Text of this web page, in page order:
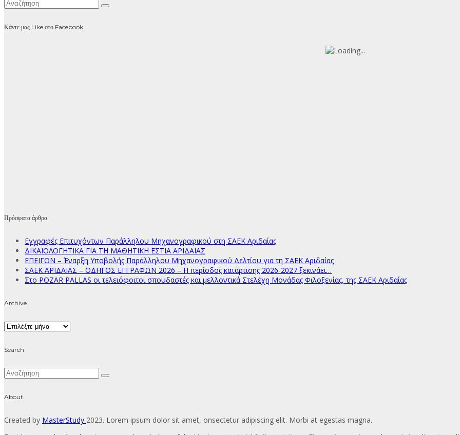
Κάντε μας Like στο Facebook
Πρόσφατα άρθρα
Εγγραφές Επιτυχόντων Παράλληλου Μηχανογραφικού στη ΣΑΕΚ Αριδαίας
ΔΙΚΑΙΟΛΟΓΗΤΙΚΑ ΓΙΑ ΤΗ ΜΑΘΗΤΙΚΗ ΕΣΤΙΑ ΑΡΙΔΑΙΑΣ
ΕΠΕΙΓΟΝ – Έναρξη Υποβολής Παράλληλου Μηχανογραφικού Δελτίου για τη ΣΑΕΚ Αριδαίας
ΣΑΕΚ ΑΡΙΔΑΙΑΣ – ΟΔΗΓΟΣ ΕΓΓΡΑΦΩΝ 2026 – Η περίοδος κατάρτισης 2026-2027 ξεκινάει…
Στο POZAR PALLAS οι τελειόφοιτοι σπουδαστές και μελλοντικά Στελέχη Μονάδας Φιλοξενίας, της ΣΑΕΚ Αριδαίας
Archive
Archive
Search
About
Created by MasterStudy 2023. Lorem ipsum dolor sit amet, onsectetur adipiscing elit. Morbi at egestas magna.